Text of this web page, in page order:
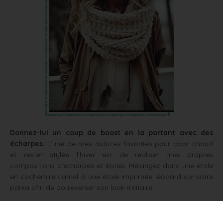
Donnez-lui un coup de boost en la portant avec des
écharpes. L’une de mes astuces favorites pour avoir chaud
et rester stylée l’hiver est de réaliser mes propres
compositions d’écharpes et étoles. Mélangez donc une étole
en cachemire camel à une étole imprimée léopard sur votre
parka afin de bouleverser son look militaire.